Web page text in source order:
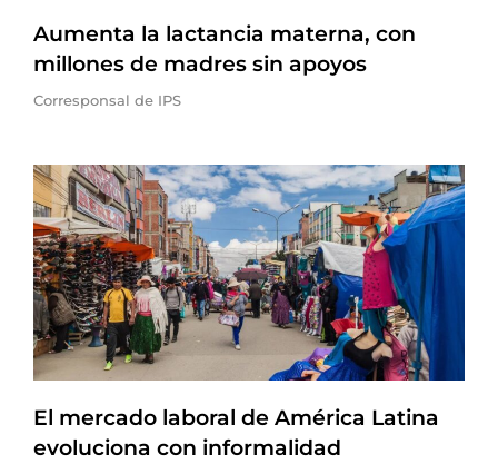
Aumenta la lactancia materna, con
millones de madres sin apoyos
Corresponsal de IPS
El mercado laboral de América Latina
evoluciona con informalidad